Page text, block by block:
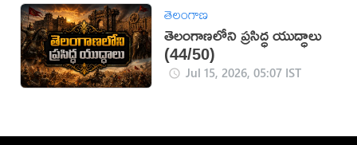
తెలంగాణ
తెలంగాణలోని ప్రసిద్ధ యుద్ధాలు
(44/50)
Jul 15, 2026, 05:07 IST